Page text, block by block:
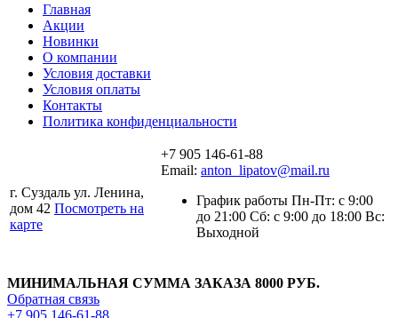
Главная
Акции
Новинки
О компании
Условия доставки
Условия оплаты
Контакты
Политика конфиденциальности
г. Суздаль ул. Ленина,
дом 42 Посмотреть на
карте
+7 905 146-61-88
Email: anton_lipatov@mail.ru
График работы Пн-Пт: с 9:00
до 21:00 Сб: с 9:00 до 18:00 Вс:
Выходной
МИНИМАЛЬНАЯ СУММА ЗАКАЗА 8000 РУБ.
Обратная связь
+7 905 146-61-88